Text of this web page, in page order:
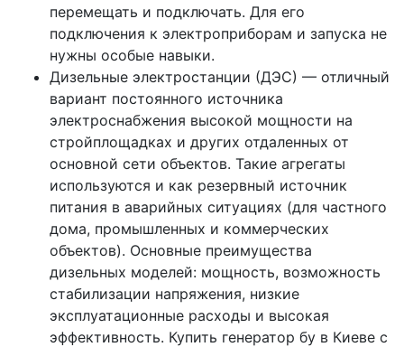
перемещать и подключать. Для его
подключения к электроприборам и запуска не
нужны особые навыки.
Дизельные электростанции (ДЭС) — отличный
вариант постоянного источника
электроснабжения высокой мощности на
стройплощадках и других отдаленных от
основной сети объектов. Такие агрегаты
используются и как резервный источник
питания в аварийных ситуациях (для частного
дома, промышленных и коммерческих
объектов). Основные преимущества
дизельных моделей: мощность, возможность
стабилизации напряжения, низкие
эксплуатационные расходы и высокая
эффективность. Купить генератор бу в Киеве с